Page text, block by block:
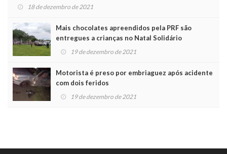
18 de dezembro de 2021
Mais chocolates apreendidos pela PRF são
entregues a crianças no Natal Solidário
19 de dezembro de 2021
Motorista é preso por embriaguez após acidente
com dois feridos
19 de dezembro de 2021